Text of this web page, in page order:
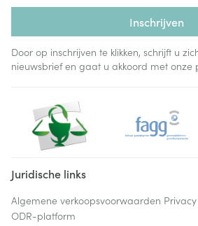
Inschrijven
Door op inschrijven te klikken, schrijft u
nieuwsbrief en gaat u akkoord met onze
Juridische links
Algemene verkoopsvoorwaarden
ODR-platform